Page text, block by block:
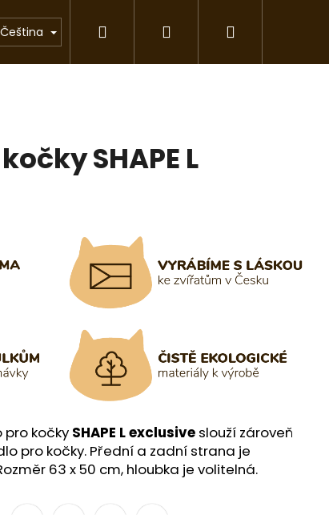
předměty Chovatelské stanice
Čeština Přihlášení
SHAPE L
pro kočky SHAPE L exclusive slouží zároveň
pro kočky. Přední a zadní strana je
63 x 50 cm, hloubka je volitelná.